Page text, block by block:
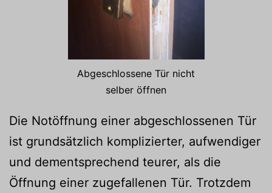
Abgeschlossene Tür nicht
selber öffnen
Die Notöffnung einer abgeschlossenen Tür
ist grundsätzlich komplizierter, aufwendiger
und dementsprechend teurer, als die
Öffnung einer zugefallenen Tür. Trotzdem